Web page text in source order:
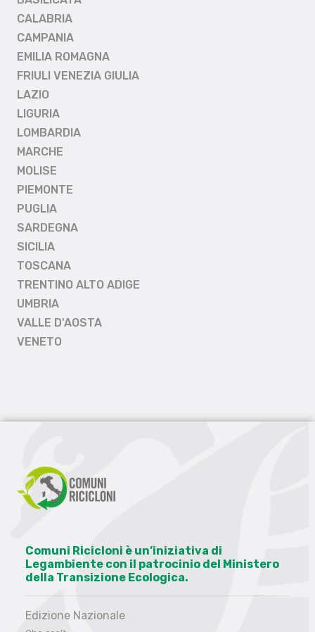
CALABRIA
CAMPANIA
EMILIA ROMAGNA
FRIULI VENEZIA GIULIA
LAZIO
LIGURIA
LOMBARDIA
MARCHE
MOLISE
PIEMONTE
PUGLIA
SARDEGNA
SICILIA
TOSCANA
TRENTINO ALTO ADIGE
UMBRIA
VALLE D'AOSTA
VENETO
Comuni Ricicloni è un’iniziativa di
Legambiente con il patrocinio del Ministero
della Transizione Ecologica.
Edizione Nazionale